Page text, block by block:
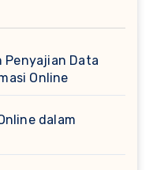
Penyajian Data
Online
dalam